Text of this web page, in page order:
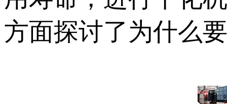
方面探讨了为什么